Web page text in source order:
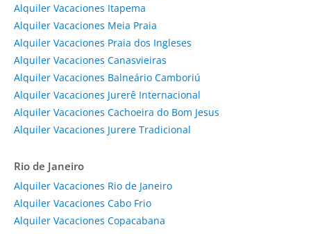
Alquiler Vacaciones Itapema
Alquiler Vacaciones Meia Praia
Alquiler Vacaciones Praia dos Ingleses
Alquiler Vacaciones Canasvieiras
Alquiler Vacaciones Balneário Camboriú
Alquiler Vacaciones Jurerê Internacional
Alquiler Vacaciones Cachoeira do Bom Jesus
Alquiler Vacaciones Jurere Tradicional
Rio de Janeiro
Alquiler Vacaciones Rio de Janeiro
Alquiler Vacaciones Cabo Frio
Alquiler Vacaciones Copacabana